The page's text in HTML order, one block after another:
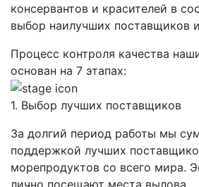
консервантов и красителей в
выбор наилучших поставщиков
Процесс контроля качества
основан на 7 этапах:
1. Выбор лучших поставщиков
За долгий период работы мы
поддержкой лучших
морепродуктов со всего мира.